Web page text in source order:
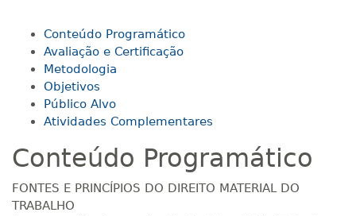
140 H 18dias 60dias
160 H 20 dias
180 H 23dias 90dias
R$ 892,23
Conteúdo Programático
Avaliação e Certificação
Metodologia
Objetivos
Público Alvo
Atividades Complementares
Conteúdo Programático
FONTES E PRINCÍPIOS DO DIREITO MATERIAL DO
TRABALHO